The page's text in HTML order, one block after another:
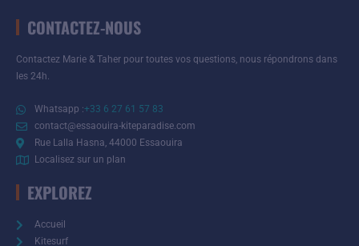
CONTACTEZ-NOUS
Contactez Marie & Taher pour toutes vos questions, nous répondrons dans
les 24h.
Whatsapp :+33 6 27 61 57 83
contact@essaouira-kiteparadise.com
Rue Lalla Hasna, 44000 Essaouira
Localisez sur un plan
EXPLOREZ
Accueil
Kitesurf